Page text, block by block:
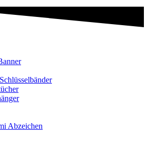
Abzeichen